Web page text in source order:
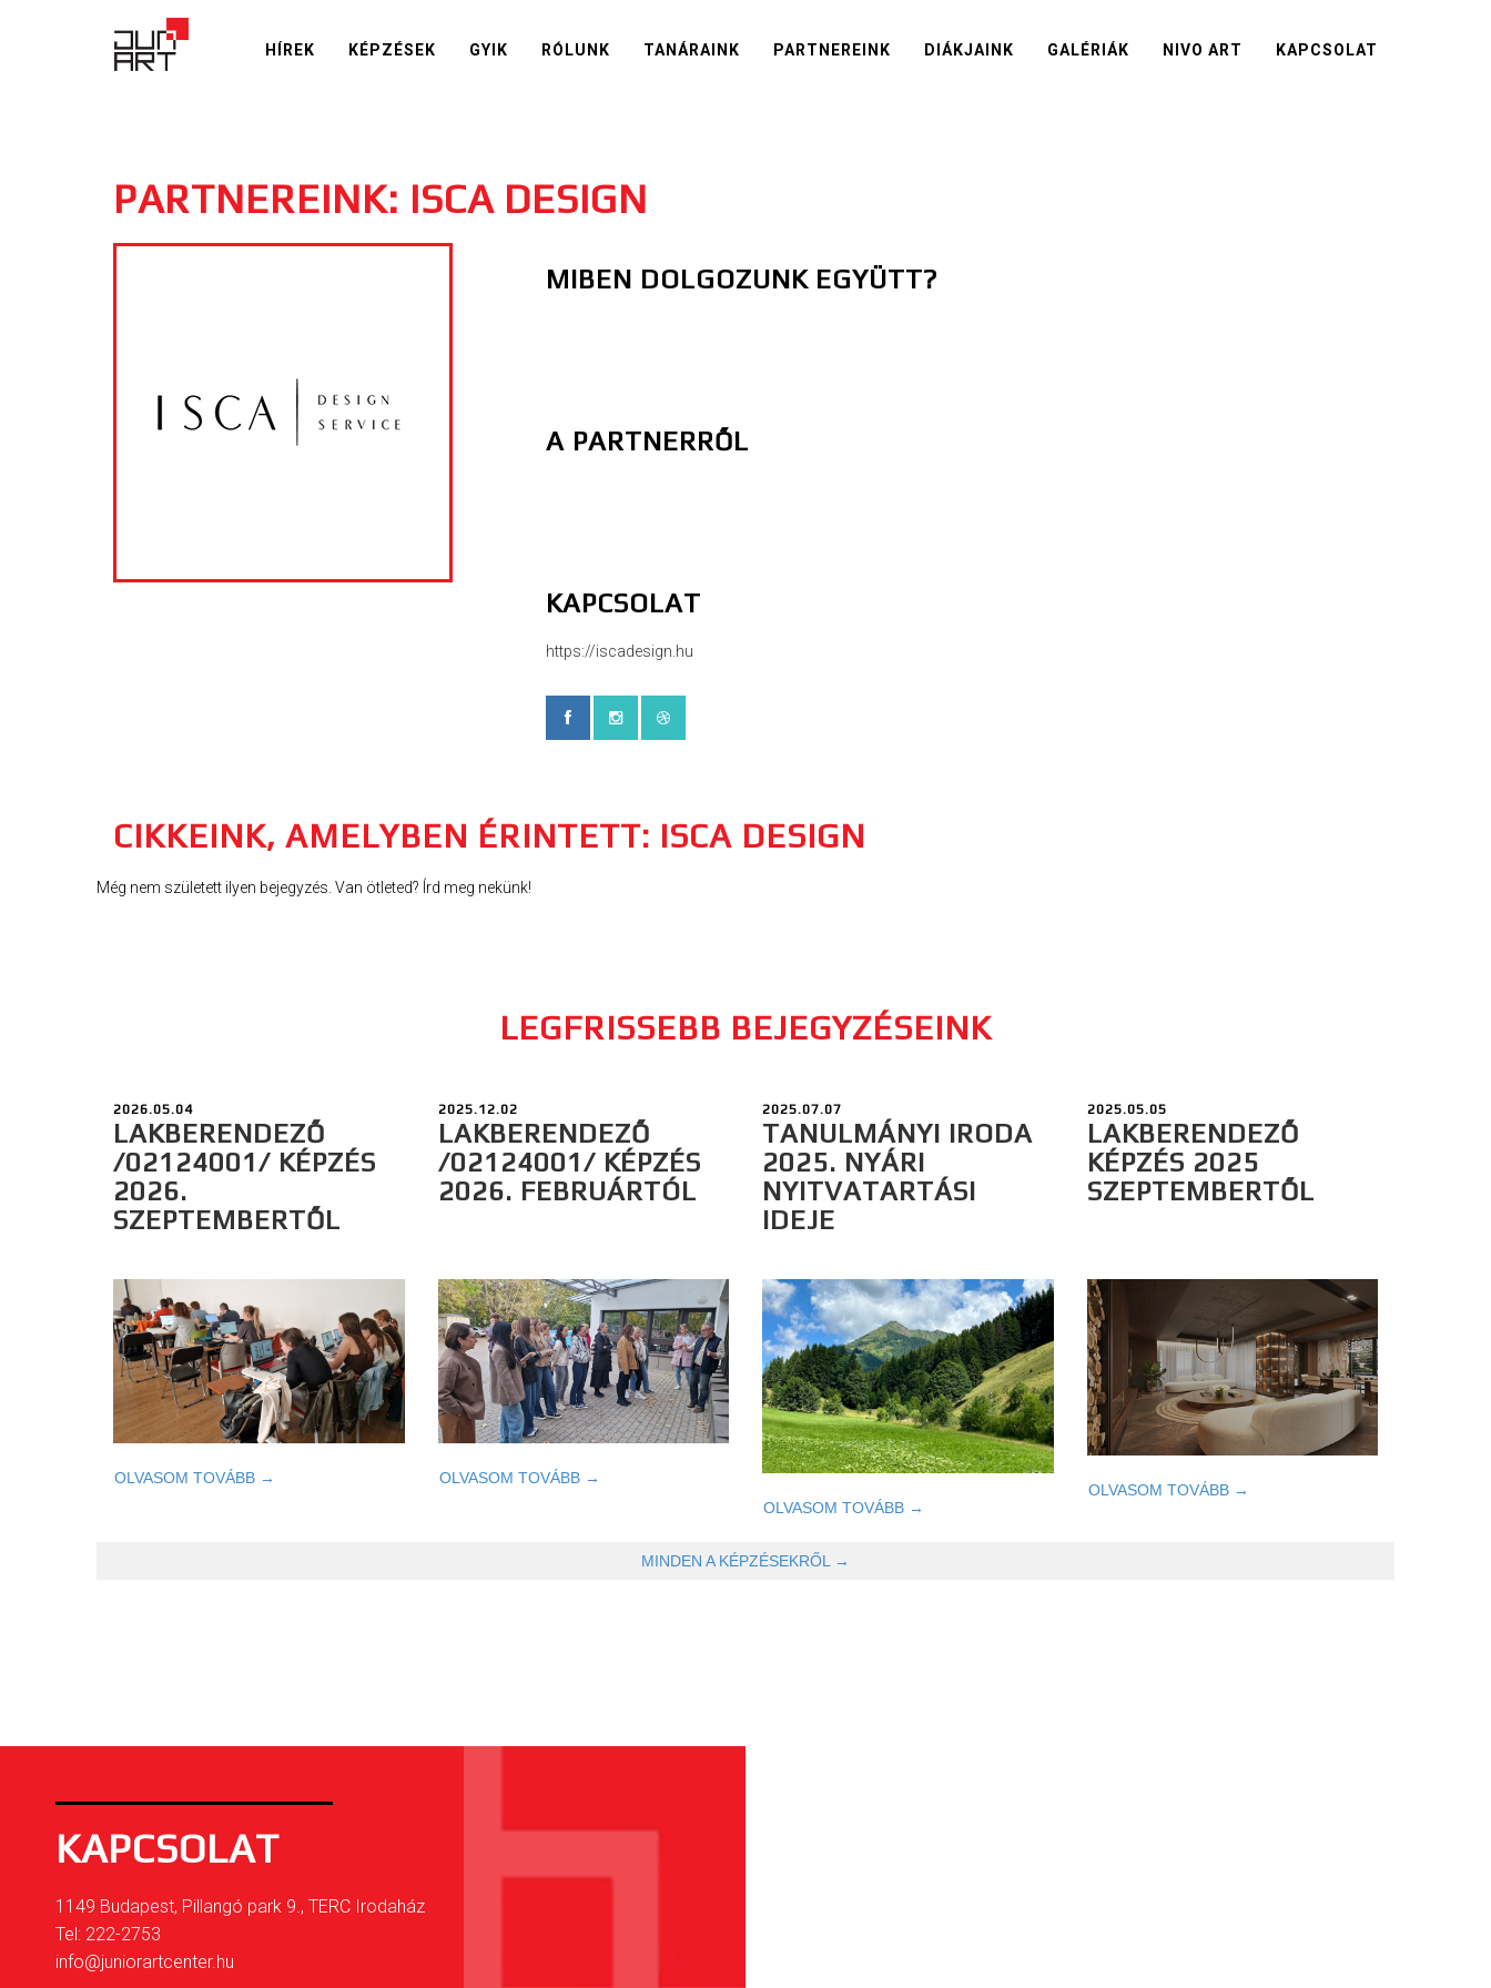
HÍREK KÉPZÉSEK GYIK RÓLUNK TANÁRAINK PARTNEREINK DIÁKJAINK GALÉRIÁK NIVO ART KAPCSOLAT
PARTNEREINK: ISCA DESIGN
MIBEN DOLGOZUNK EGYÜTT?
A PARTNERRŐL
KAPCSOLAT
https://iscadesign.hu
CIKKEINK, AMELYBEN ÉRINTETT: ISCA DESIGN
Még nem született ilyen bejegyzés. Van ötleted? Írd meg nekünk!
LEGFRISSEBB BEJEGYZÉSEINK
2026.05.04
LAKBERENDEZŐ
/02124001/ KÉPZÉS
2026.
SZEPTEMBERTŐL
OLVASOM TOVÁBB →
2025.12.02
LAKBERENDEZŐ
/02124001/ KÉPZÉS
2026. FEBRUÁRTÓL
OLVASOM TOVÁBB →
2025.07.07
TANULMÁNYI IRODA
2025. NYÁRI
NYITVATARTÁSI
IDEJE
OLVASOM TOVÁBB →
2025.05.05
LAKBERENDEZŐ
KÉPZÉS 2025
SZEPTEMBERTŐL
OLVASOM TOVÁBB →
MINDEN A KÉPZÉSEKRŐL →
KAPCSOLAT
1149 Budapest, Pillangó park 9., TERC Irodaház
Tel: 222-2753
info@juniorartcenter.hu